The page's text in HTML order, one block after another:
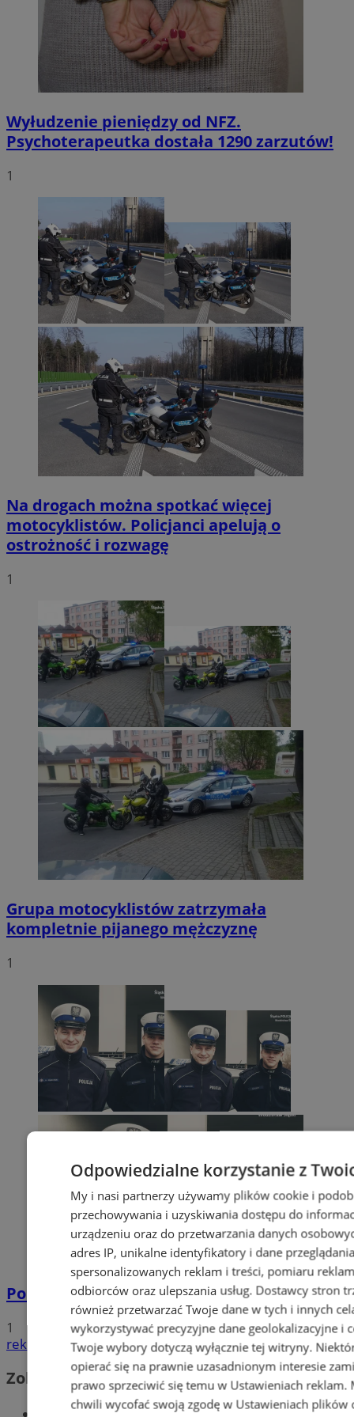
Wyłudzenie pieniędzy od NFZ.
Psychoterapeutka dostała 1290 zarzutów!
1
Na drogach można spotkać więcej
motocyklistów. Policjanci apelują o
ostrożność i rozwagę
1
Grupa motocyklistów zatrzymała
kompletnie pijanego mężczyznę
1
Policyjna eskorta na porodówkę
1
reklama
Zobacz również
Odpowiedzialne korzystanie z
My i nasi partnerzy używamy plików cookie i
przechowywania i uzyskiwania dostępu do
urządzeniu oraz do przetwarzania danych
adres IP, unikalne identyfikatory i dane
spersonalizowanych reklam i treści, pomiaru
odbiorców oraz ulepszania usług. Dostawcy stron
również przetwarzać Twoje dane w tych i innych
wykorzystywać precyzyjne dane geolokalizacyjne i
Twoje wybory dotyczą wyłącznie tej witryny.
opierać się na prawnie uzasadnionym interesie
prawo sprzeciwić się temu w Ustawieniach reklam.
chwili wycofać swoją zgodę w Ustawieniach plików